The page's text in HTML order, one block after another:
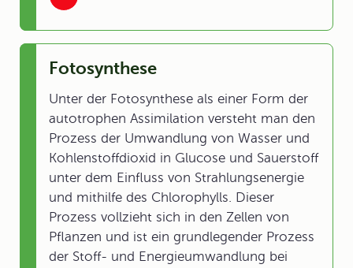
Fotosynthese
Unter der Fotosynthese als einer Form der
autotrophen Assimilation versteht man den
Prozess der Umwandlung von Wasser und
Kohlenstoffdioxid in Glucose und Sauerstoff
unter dem Einfluss von Strahlungsenergie
und mithilfe des Chlorophylls. Dieser
Prozess vollzieht sich in den Zellen von
Pflanzen und ist ein grundlegender Prozess
der Stoff- und Energieumwandlung bei